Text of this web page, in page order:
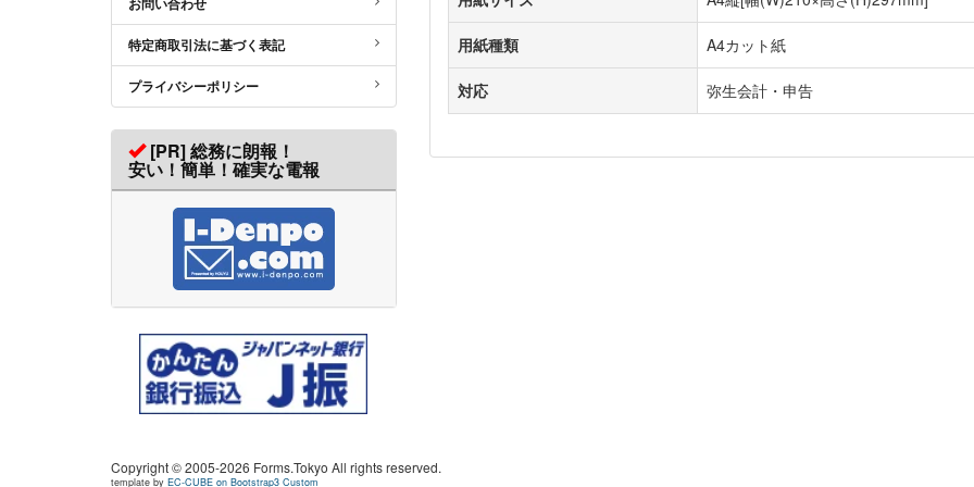
用紙種類 A4カット紙
対応 弥生会計・申告
特定商取引法に基づく表記
プライバシーポリシー
[PR] 総務に朗報！
安い！簡単！確実な電報
Copyright © 2005-2026 Forms.Tokyo All rights reserved.
template by EC-CUBE on Bootstrap3 Custom